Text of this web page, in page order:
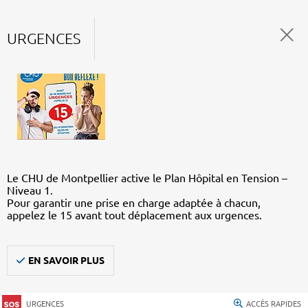
URGENCES
Le CHU de Montpellier active le Plan Hôpital en Tension –
Niveau 1.
Pour garantir une prise en charge adaptée à chacun,
appelez le 15 avant tout déplacement aux urgences.
EN SAVOIR PLUS
URGENCES ACCÈS RAPIDES